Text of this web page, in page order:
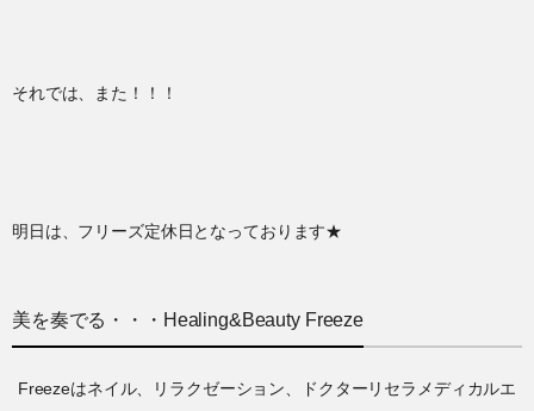
それでは、また！！！
明日は、フリーズ定休日となっております★
美を奏でる・・・Healing&Beauty Freeze
Freezeはネイル、リラクゼーション、ドクターリセラメディカルエ